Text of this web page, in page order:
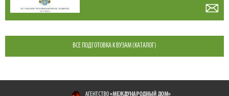
ВСЕ ПОДГОТОВКА К ВУЗАМ (КАТАЛОГ)